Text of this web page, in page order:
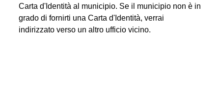
Carta d'Identità al municipio. Se il municipio non è in
grado di fornirti una Carta d'Identità, verrai
indirizzato verso un altro ufficio vicino.